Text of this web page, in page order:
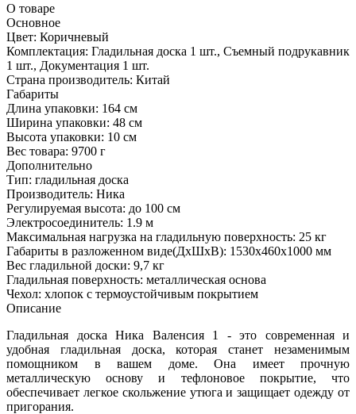
О товаре
Основное
Цвет: Коричневый
Комплектация: Гладильная доска 1 шт., Съемный подрукавник
1 шт., Документация 1 шт.
Страна производитель: Китай
Габариты
Длина упаковки: 164 см
Ширина упаковки: 48 см
Высота упаковки: 10 см
Вес товара: 9700 г
Дополнительно
Тип: гладильная доска
Производитель: Ника
Регулируемая высота: до 100 см
Электросоединитель: 1.9 м
Максимальная нагрузка на гладильную поверхность: 25 кг
Габариты в разложенном виде(ДхШхВ): 1530х460х1000 мм
Вес гладильной доски: 9,7 кг
Гладильная поверхность: металлическая основа
Чехол: хлопок с термоустойчивым покрытием
Описание
Гладильная доска Ника Валенсия 1 - это современная и
удобная гладильная доска, которая станет незаменимым
помощником в вашем доме. Она имеет прочную
металлическую основу и тефлоновое покрытие, что
обеспечивает легкое скольжение утюга и защищает одежду от
пригорания.